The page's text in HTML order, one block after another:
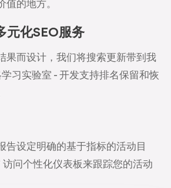
值的地方。
元化SEO服务
果而设计，我们将搜索更新带到我
习实验室 - 开发支持排名保留和恢
告设定明确的基于指标的活动目
问个性化仪表板来跟踪您的活动